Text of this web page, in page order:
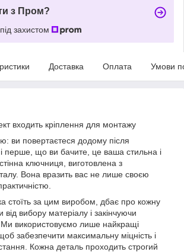
з Пром?
захистом
Доставка Оплата Умови
входить кріплення для монтажу
ви повертаєтеся додому після
перше, що ви бачите, це ваша стильна і
ключниця, виготовлена з
Вона вразить вас не лише своєю
стоїть за цим виробом, дбає про кожну
вибору матеріалу і закінчуючи
Ми використовуємо лише найкращі
забезпечити максимальну міцність і
Кожна деталь проходить строгий